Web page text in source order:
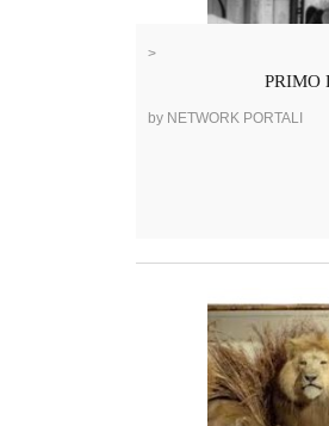
>
PRIMO
by NETWORK PORTALI